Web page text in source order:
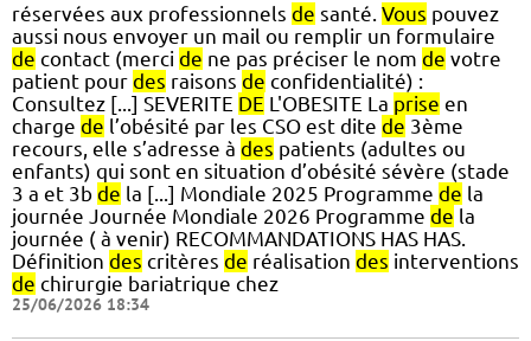
réservées aux professionnels de santé. Vous pouvez
aussi nous envoyer un mail ou remplir un formulaire
de contact (merci de ne pas préciser le nom de votre
patient pour des raisons de confidentialité) :
Consultez [...] SEVERITE DE L'OBESITE La prise en
charge de l’obésité par les CSO est dite de 3ème
recours, elle s’adresse à des patients (adultes ou
enfants) qui sont en situation d’obésité sévère (stade
3 a et 3b de la [...] Mondiale 2025 Programme de la
journée Journée Mondiale 2026 Programme de la
journée ( à venir) RECOMMANDATIONS HAS HAS.
Définition des critères de réalisation des interventions
de chirurgie bariatrique chez
25/06/2026 18:34